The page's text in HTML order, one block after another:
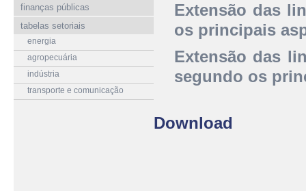
finanças públicas
tabelas setoriais
energia
agropecuária
indústria
transporte e comunicação
Extensão das
os principais
Extensão das
segundo os
Download